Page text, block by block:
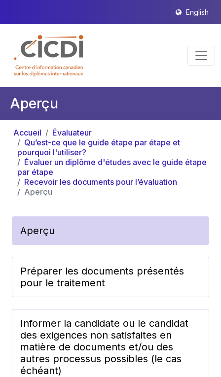
English
Aperçu
Accueil
Évaluateur
Qu’est-ce que le guide étape par étape et
pourquoi l'utiliser?
Évaluer un diplôme d'études avec le guide étape
par étape
Recevoir les documents pour l’évaluation
Aperçu
Aperçu
Préparer les documents présentés
pour le traitement
Informer la candidate ou le candidat
des exigences non satisfaites en
matière de documents et/ou des
autres processus possibles (le cas
échéant)